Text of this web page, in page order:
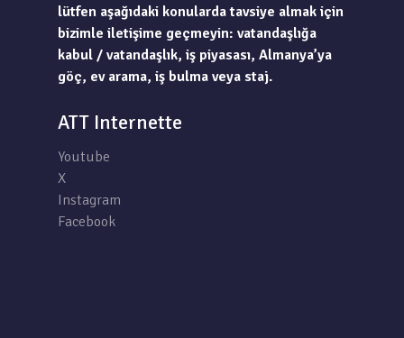
lütfen aşağıdaki konularda tavsiye almak için
bizimle iletişime geçmeyin: vatandaşlığa
kabul / vatandaşlık, iş piyasası, Almanya’ya
göç, ev arama, iş bulma veya staj.
ATT Internette
Youtube
X
Instagram
Facebook